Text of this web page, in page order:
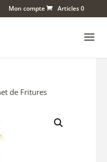
Mon compte Articles 0
de Fritures